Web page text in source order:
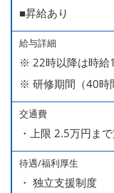
■昇給あり
給与詳細
※ 22時以降は時給
※ 研修期間（40時
交通費
・上限 2.5万円ま
待遇/福利厚生
・ 独立支援制度